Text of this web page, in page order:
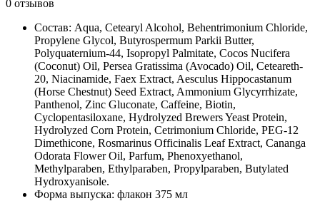
0 отзывов
Состав: Aqua, Cetearyl Alcohol, Behentrimonium Chloride,
Propylene Glycol, Butyrospermum Parkii Butter,
Polyquaternium-44, Isopropyl Palmitate, Cocos Nucifera
(Coconut) Oil, Persea Gratissima (Avocado) Oil, Ceteareth-
20, Niacinamide, Faex Extract, Aesculus Hippocastanum
(Horse Chestnut) Seed Extract, Ammonium Glycyrrhizate,
Panthenol, Zinc Gluconate, Caffeine, Biotin,
Cyclopentasiloxane, Hydrolyzed Brewers Yeast Protein,
Hydrolyzed Corn Protein, Cetrimonium Chloride, PEG-12
Dimethicone, Rosmarinus Officinalis Leaf Extract, Cananga
Odorata Flower Oil, Parfum, Phenoxyethanol,
Methylparaben, Ethylparaben, Propylparaben, Butylated
Hydroxyanisole.
Форма выпуска: флакон 375 мл